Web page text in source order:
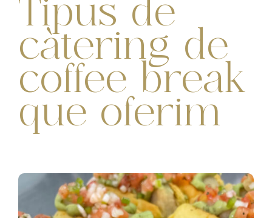
Tipus de
càtering de
coffee break
que oferim